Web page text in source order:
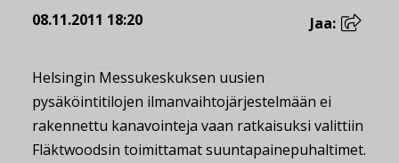
08.11.2011 18:20 Jaa:
Helsingin Messukeskuksen uusien
pysäköintitilojen ilmanvaihtojärjestelmään ei
rakennettu kanavointeja vaan ratkaisuksi valittiin
Fläktwoodsin toimittamat suuntapainepuhaltimet.